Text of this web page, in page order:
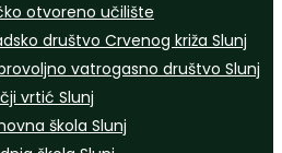
otvoreno učilište
društvo Crvenog križa Slunj
vatrogasno društvo Slunj
vrtić Slunj
škola Slunj